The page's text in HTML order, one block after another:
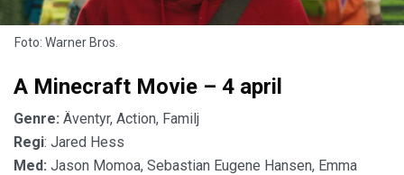
Foto: Warner Bros.
A Minecraft Movie – 4 april
Genre: Äventyr, Action, Familj
Regi: Jared Hess
Med: Jason Momoa, Sebastian Eugene Hansen, Emma